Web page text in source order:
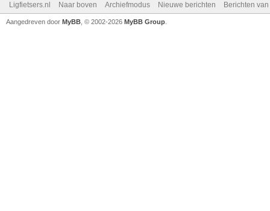
Ligfietsers.nl Naar boven Archiefmodus Nieuwe berichten Berichten
Aangedreven door MyBB , © 2002-2026 MyBB Group